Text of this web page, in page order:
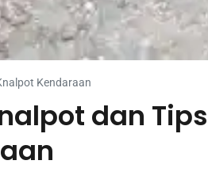
Kendaraan
dan Tips